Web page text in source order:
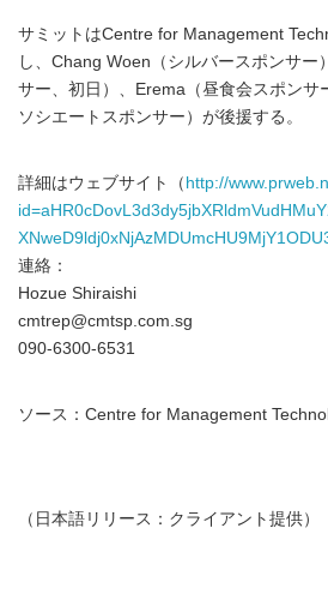
サミットはCentre for Management
し、Chang Woen（シルバースポンサー
サー、初日）、Erema（昼食会スポンサ
ソシエートスポンサー）が後援する。
詳細はウェブサイト（ http://
連絡：
Hozue Shiraishi
cmtrep@cmtsp.com.sg
090-6300-6531
ソース：Centre for Management
（日本語リリース：クライアント提供）